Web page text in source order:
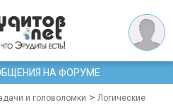
НА ФОРУМЕ
и головоломки > Логические